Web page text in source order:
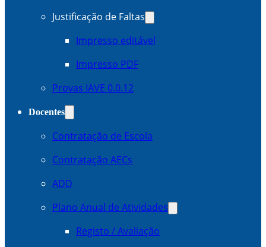
Justificação de Faltas
Impresso editável
Impresso PDF
Provas IAVE 0.0.12
Docentes
Contratação de Escola
Contratação AECs
ADD
Plano Anual de Atividades
Registo / Avaliação